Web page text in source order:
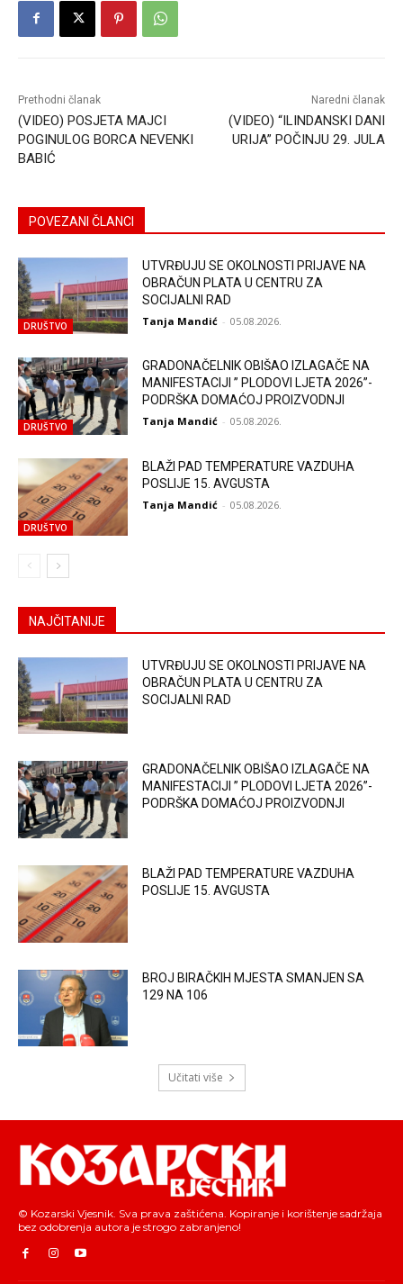
Prethodni članak
(VIDEO) POSJETA MAJCI
POGINULOG BORCA NEVENKI
BABIĆ
Naredni članak
(VIDEO) “ILINDANSKI DANI
URIJA” POČINJU 29. JULA
POVEZANI ČLANCI
DRUŠTVO
UTVRĐUJU SE OKOLNOSTI PRIJAVE NA
OBRAČUN PLATA U CENTRU ZA
SOCIJALNI RAD
Tanja Mandić - 05.08.2026.
DRUŠTVO
GRADONAČELNIK OBIŠAO IZLAGAČE NA
MANIFESTACIJI ” PLODOVI LJETA 2026”-
PODRŠKA DOMAĆOJ PROIZVODNJI
Tanja Mandić - 05.08.2026.
DRUŠTVO
BLAŽI PAD TEMPERATURE VAZDUHA
POSLIJE 15. AVGUSTA
Tanja Mandić - 05.08.2026.
NAJČITANIJE
UTVRĐUJU SE OKOLNOSTI PRIJAVE NA
OBRAČUN PLATA U CENTRU ZA
SOCIJALNI RAD
GRADONAČELNIK OBIŠAO IZLAGAČE NA
MANIFESTACIJI ” PLODOVI LJETA 2026”-
PODRŠKA DOMAĆOJ PROIZVODNJI
BLAŽI PAD TEMPERATURE VAZDUHA
POSLIJE 15. AVGUSTA
BROJ BIRAČKIH MJESTA SMANJEN SA
129 NA 106
Učitati više
© Kozarski Vjesnik. Sva prava zaštićena. Kopiranje i korištenje sadržaja
bez odobrenja autora je strogo zabranjeno!